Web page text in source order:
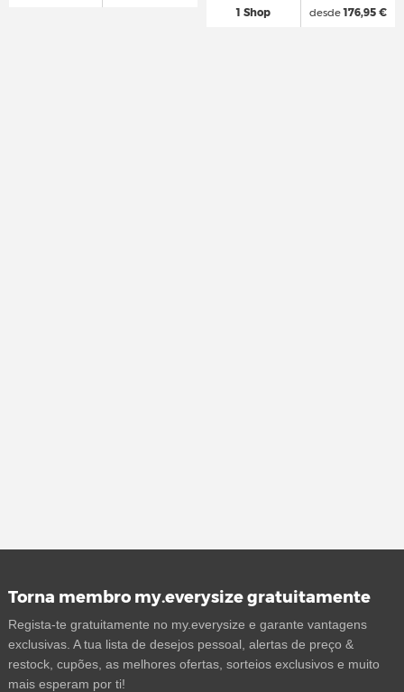
1 Shop desde176,95 €
Torna membro my.everysize gratuitamente
Regista-te gratuitamente no my.everysize e garante vantagens
exclusivas. A tua lista de desejos pessoal, alertas de preço &
restock, cupões, as melhores ofertas, sorteios exclusivos e muito
mais esperam por ti!